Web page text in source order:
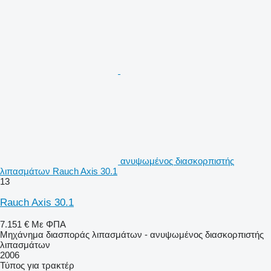
ανυψωμένος διασκορπιστής
λιπασμάτων Rauch Axis 30.1
13
Rauch Axis 30.1
7.151 € Με ΦΠΑ
Μηχάνημα διασποράς λιπασμάτων - ανυψωμένος διασκορπιστής
λιπασμάτων
2006
Τύπος για τρακτέρ